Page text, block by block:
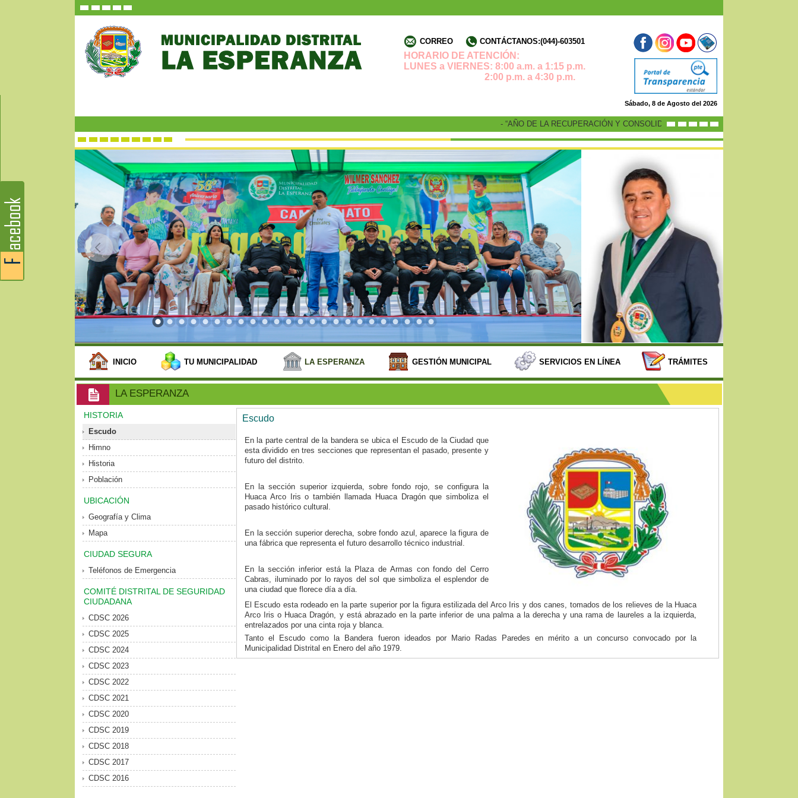
CORREO CONTÁCTANOS:(044)-603501
HORARIO DE ATENCIÓN:
LUNES a VIERNES: 8:00 a.m. a 1:15 p.m.
2:00 p.m. a 4:30 p.m.
Sábado, 8 de Agosto del 2026
- “AÑO DE LA RECUPERACIÓN Y CONSOLIDACIÓN DE LA ECONOMÍA PERUANA”
INICIO TU MUNICIPALIDAD LA ESPERANZA GESTIÓN MUNICIPAL SERVICIOS EN LÍNEA TRÁMITES
LA ESPERANZA
HISTORIA
Escudo
Himno
Historia
Población
UBICACIÓN
Geografía y Clima
Mapa
CIUDAD SEGURA
Teléfonos de Emergencia
COMITÉ DISTRITAL DE SEGURIDAD
CIUDADANA
CDSC 2026
CDSC 2025
CDSC 2024
CDSC 2023
CDSC 2022
CDSC 2021
CDSC 2020
CDSC 2019
CDSC 2018
CDSC 2017
CDSC 2016
Escudo
En la parte central de la bandera se ubica el Escudo de la Ciudad que
esta dividido en tres secciones que representan el pasado, presente y
futuro del distrito.
En la sección superior izquierda, sobre fondo rojo, se configura la
Huaca Arco Iris o también llamada Huaca Dragón que simboliza el
pasado histórico cultural.
En la sección superior derecha, sobre fondo azul, aparece la figura de
una fábrica que representa el futuro desarrollo técnico industrial.
En la sección inferior está la Plaza de Armas con fondo del Cerro
Cabras, iluminado por lo rayos del sol que simboliza el esplendor de
una ciudad que florece día a día.
El Escudo esta rodeado en la parte superior por la figura estilizada del Arco Iris y dos canes, tomados de los relieves de la Huaca
Arco Iris o Huaca Dragón, y está abrazado en la parte inferior de una palma a la derecha y una rama de laureles a la izquierda,
entrelazados por una cinta roja y blanca.
Tanto el Escudo como la Bandera fueron ideados por Mario Radas Paredes en mérito a un concurso convocado por la
Municipalidad Distrital en Enero del año 1979.